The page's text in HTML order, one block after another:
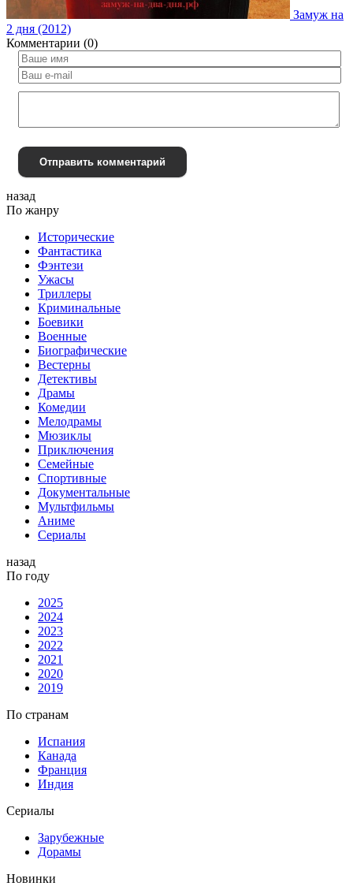
Замуж на
2 дня (2012)
Комментарии (0)
Отправить комментарий
назад
По жанру
Исторические
Фантастика
Фэнтези
Ужасы
Триллеры
Криминальные
Боевики
Военные
Биографические
Вестерны
Детективы
Драмы
Комедии
Мелодрамы
Мюзиклы
Приключения
Семейные
Спортивные
Документальные
Мультфильмы
Аниме
Сериалы
назад
По году
2025
2024
2023
2022
2021
2020
2019
По странам
Испания
Канада
Франция
Индия
Сериалы
Зарубежные
Дорамы
Новинки